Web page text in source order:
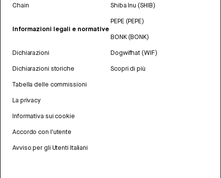
Chain
Informazioni legali e normative
Dichiarazioni
Dichiarazioni storiche
Tabella delle commissioni
La privacy
Informativa sui cookie
Accordo con l'utente
Avviso per gli Utenti Italiani
Shiba Inu (SHIB)
PEPE (PEPE)
BONK (BONK)
Dogwifhat (WIF)
Scopri di più